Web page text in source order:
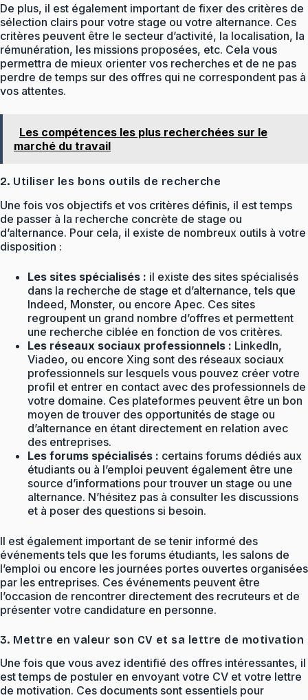
De plus, il est également important de fixer des critères de
sélection clairs pour votre stage ou votre alternance. Ces
critères peuvent être le secteur d’activité, la localisation, la
rémunération, les missions proposées, etc. Cela vous
permettra de mieux orienter vos recherches et de ne pas
perdre de temps sur des offres qui ne correspondent pas à
vos attentes.
Les compétences les plus recherchées sur le
marché du travail
2. Utiliser les bons outils de recherche
Une fois vos objectifs et vos critères définis, il est temps
de passer à la recherche concrète de stage ou
d’alternance. Pour cela, il existe de nombreux outils à votre
disposition :
Les sites spécialisés : il existe des sites spécialisés
dans la recherche de stage et d’alternance, tels que
Indeed, Monster, ou encore Apec. Ces sites
regroupent un grand nombre d’offres et permettent
une recherche ciblée en fonction de vos critères.
Les réseaux sociaux professionnels : LinkedIn,
Viadeo, ou encore Xing sont des réseaux sociaux
professionnels sur lesquels vous pouvez créer votre
profil et entrer en contact avec des professionnels de
votre domaine. Ces plateformes peuvent être un bon
moyen de trouver des opportunités de stage ou
d’alternance en étant directement en relation avec
des entreprises.
Les forums spécialisés : certains forums dédiés aux
étudiants ou à l’emploi peuvent également être une
source d’informations pour trouver un stage ou une
alternance. N’hésitez pas à consulter les discussions
et à poser des questions si besoin.
Il est également important de se tenir informé des
événements tels que les forums étudiants, les salons de
l’emploi ou encore les journées portes ouvertes organisées
par les entreprises. Ces événements peuvent être
l’occasion de rencontrer directement des recruteurs et de
présenter votre candidature en personne.
3. Mettre en valeur son CV et sa lettre de motivation
Une fois que vous avez identifié des offres intéressantes, il
est temps de postuler en envoyant votre CV et votre lettre
de motivation. Ces documents sont essentiels pour